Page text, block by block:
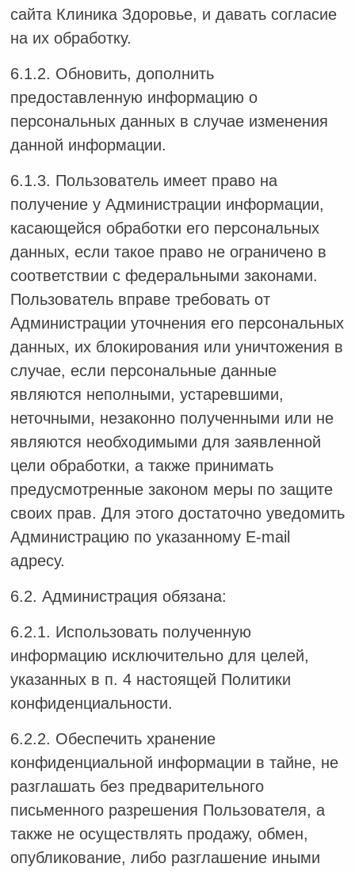
сайта Клиника Здоровье, и давать согласие
на их обработку.
6.1.2. Обновить, дополнить
предоставленную информацию о
персональных данных в случае изменения
данной информации.
6.1.3. Пользователь имеет право на
получение у Администрации информации,
касающейся обработки его персональных
данных, если такое право не ограничено в
соответствии с федеральными законами.
Пользователь вправе требовать от
Администрации уточнения его персональных
данных, их блокирования или уничтожения в
случае, если персональные данные
являются неполными, устаревшими,
неточными, незаконно полученными или не
являются необходимыми для заявленной
цели обработки, а также принимать
предусмотренные законом меры по защите
своих прав. Для этого достаточно уведомить
Администрацию по указанному E-mail
адресу.
6.2. Администрация обязана:
6.2.1. Использовать полученную
информацию исключительно для целей,
указанных в п. 4 настоящей Политики
конфиденциальности.
6.2.2. Обеспечить хранение
конфиденциальной информации в тайне, не
разглашать без предварительного
письменного разрешения Пользователя, а
также не осуществлять продажу, обмен,
опубликование, либо разглашение иными